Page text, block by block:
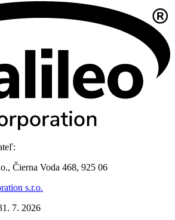
Čierna Voda 468, 925 06
s.r.o.
7. 2026